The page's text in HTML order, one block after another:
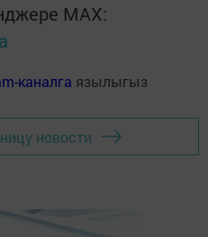
MАХ:
каналга язылыгыз
новости